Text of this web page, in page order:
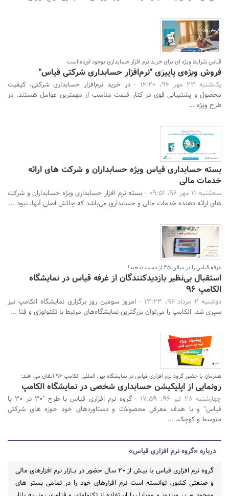
قیاس شرایط ویژه ای برای خرید نرم افزار حسابداری بوجود آورده است
فروش ویژه‌ی پاییزی "نرم‌افزار حسابداری شرکتی قیاس"
یک‌شنبه 23 مهر 96، 16:20 -
در خرید نرم‌افزار حسابداری شرکتی، کیفیت
محصول و پشتیبانی قوی در کنار قیمت مناسب از مهمترین عوامل هستند. در
طرح ویژه ...
بسته حسابداری قیاس ویژه حسابداران و شرکت های ارائه
خدمات مالی
سه‌شنبه 11 مهر 96، 09:51 -
بسته نرم افزار حسابداری ویژه حسابداران و شرکت
های ارائه دهنده خدمات مالی و حسابداری می‌باشد که چالش اصلی آنها، نبود ...
غرفه قیاس را در سالن 35 از دست ندهید!
استقبال بی‌نظیر بازدیدکنندگان از غرفه قیاس در نمایشگاه
الکامپ 96
دوشنبه 2 مرداد 96، 13:23 -
امروز سومین روز برگزاری نمایشگاه الکامپ نیز
سپری شد. الکامپ را می‌توان بزرگترین نمایشگاه‌های مرتبط با تکنولوژی و فنا ...
همزمان با حضور گروه نرم افزاری قیاس در نمایشگاه بین المللی الکامپ 96 اتفاق می افتد:
رونمایی از اپلیکیشن حسابداری شخصی در نمایشگاه الکامپ
چهارشنبه 28 تیر 96، 17:59 -
گروه نرم افزاری قیاس با طرح "30 در 30 با
قیاس" و با هدف معرفی محصولات و دستاوردهای خود حوزه های شرکتی
متوسط و کوچک، ...
درباره «گروه نرم افزاری قیاس»
گروه نرم افزاری قیاس با بیـش از 20 سال حضور در بــازار نرم افزارهای مالی
و صنعتی کشور، توانسته است نرم افزارهای خود را در تمامی بستر های